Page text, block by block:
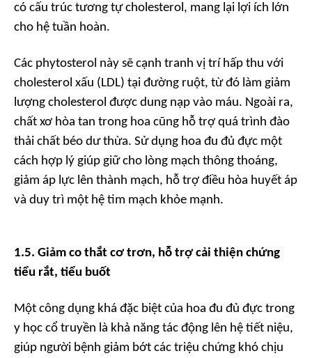
có cấu trúc tương tự cholesterol, mang lại lợi ích lớn
cho hệ tuần hoàn.
Các phytosterol này sẽ cạnh tranh vị trí hấp thu với
cholesterol xấu (LDL) tại đường ruột, từ đó làm giảm
lượng cholesterol được dung nạp vào máu. Ngoài ra,
chất xơ hòa tan trong hoa cũng hỗ trợ quá trình đào
thải chất béo dư thừa. Sử dụng hoa đu đủ đực một
cách hợp lý giúp giữ cho lòng mạch thông thoáng,
giảm áp lực lên thành mạch, hỗ trợ điều hòa huyết áp
và duy trì một hệ tim mạch khỏe mạnh.
1.5. Giảm co thắt cơ trơn, hỗ trợ cải thiện chứng
tiểu rắt, tiểu buốt
Một công dụng khá đặc biệt của hoa đu đủ đực trong
y học cổ truyền là khả năng tác động lên hệ tiết niệu,
giúp người bệnh giảm bớt các triệu chứng khó chịu